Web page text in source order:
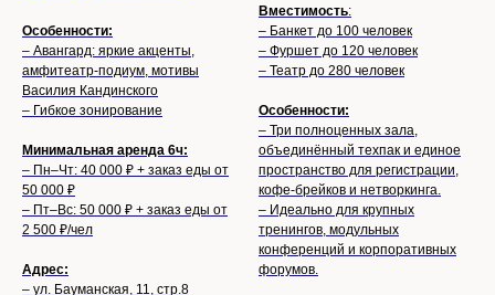
Особенности:
– Авангард: яркие акценты,
амфитеатр-подиум, мотивы
Василия Кандинского
– Гибкое зонирование
Минимальная аренда 6ч:
– Пн–Чт: 40 000 ₽ + заказ еды от
50 000 ₽
– Пт–Вс: 50 000 ₽ + заказ еды от
2 500 ₽/чел
Адрес:
– ул. Бауманская, 11, стр.8
Вместимость:
– Банкет до 100 человек
– Фуршет до 120 человек
– Театр до 280 человек
Особенности:
– Три полноценных зала,
объединённый техпак и единое
пространство для регистрации,
кофе-брейков и нетворкинга.
– Идеально для крупных
тренингов, модульных
конференций и корпоративных
форумов.